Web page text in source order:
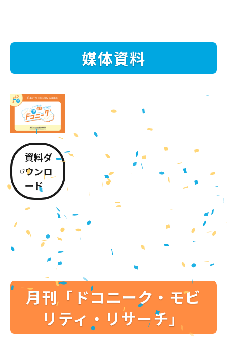
媒体資料
資料ダ
ウンロ
ード
月刊「ドコニーク・モビ
リティ・リサーチ」